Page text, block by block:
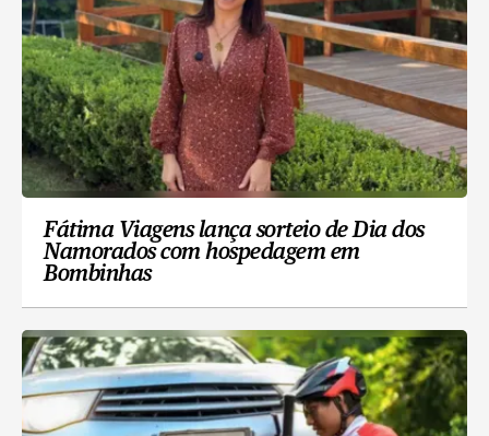
Fátima Viagens lança sorteio de Dia dos
Namorados com hospedagem em
Bombinhas